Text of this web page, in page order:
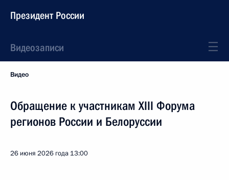
Президент России
Видеозаписи
Видео
Обращение к участникам XIII Форума
регионов России и Белоруссии
26 июня 2026 года 13:00